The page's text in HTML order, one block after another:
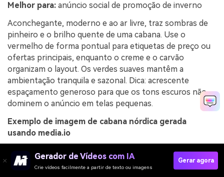
Melhor para: anúncio social de promoção de inverno
Aconchegante, moderno e ao ar livre, traz sombras de
pinheiro e o brilho quente de uma cabana. Use o
vermelho de forma pontual para etiquetas de preço ou
ofertas principais, enquanto o creme e o carvão
organizam o layout. Os verdes suaves mantêm a
ambientação tranquila e sazonal. Dica: acrescente
espaçamento generoso para que os tons escuros não
dominem o anúncio em telas pequenas.
Exemplo de imagem de cabana nórdica gerada
usando media.io
Gerador de Vídeos com IA
Crie vídeos facilmente a partir de texto ou imagens
Gerar agora